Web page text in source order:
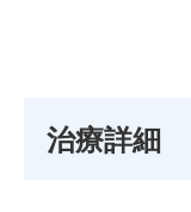
治療詳細